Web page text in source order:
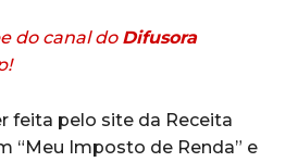
do canal do Difusora
feita pelo site da Receita
“Meu Imposto de Renda” e